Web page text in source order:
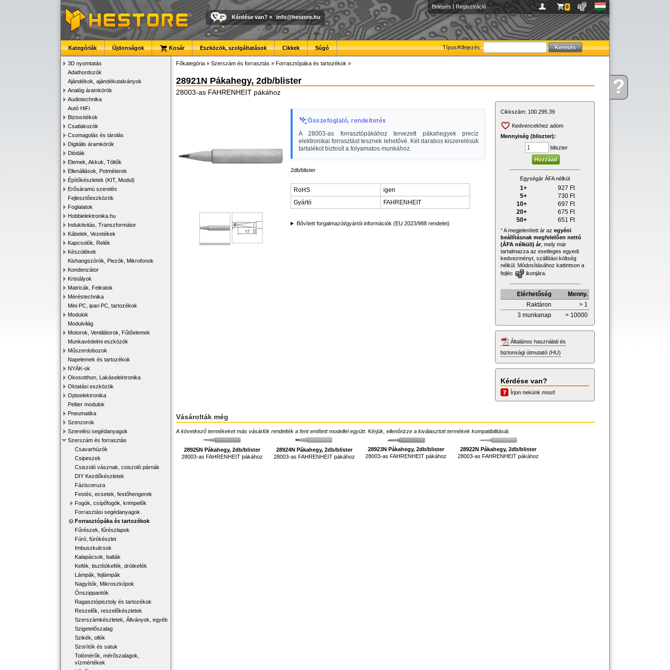
Kérdése?
Belépés | Regisztráció 0
Kérdése van? » info@hestore.hu
Típus/Kifejezés:
Kategóriák Újdonságok Kosár Eszközök, szolgáltatások Cikkek Súgó
3D nyomtatás
Adathordozók
Ajándékok, ajándékutalványok
Analóg áramkörök
Audiotechnika
Autó HiFi
Biztosítékok
Csatlakozók
Csomagolás és tárolás
Digitális áramkörök
Diódák
Elemek, Akkuk, Töltők
Ellenállások, Potméterek
Építőkészletek (KIT, Modul)
Erősáramú szerelés
Fejlesztőeszközök
Foglalatok
Hobbielektronika.hu
Induktivitás, Transzformátor
Kábelek, Vezetékek
Kapcsolók, Relék
Készülékek
Kishangszórók, Piezók, Mikrofonok
Kondenzátor
Kristályok
Matricák, Feliratok
Méréstechnika
Mini PC, ipari PC, tartozékok
Modulok
Modulvilág
Motorok, Ventilátorok, Fűtőelemek
Munkavédelmi eszközök
Műszerdobozok
Napelemek és tartozékok
NYÁK-ok
Okosotthon, Lakáselektronika
Oktatási eszközök
Optoelektronika
Peltier modulok
Pneumatika
Szenzorok
Szerelési segédanyagok
Szerszám és forrasztás
Csavarhúzók
Csipeszek
Csiszoló vásznak, csiszoló párnák
DIY Kezdőkészletek
Fázisceruza
Festés, ecsetek, festőhengerek
Fogók, csípőfogók, krimpelők
Forrasztási segédanyagok
Forrasztópáka és tartozékok
Fűrészek, fűrészlapok
Fúró, fúrókészlet
Imbuszkulcsok
Kalapácsok, balták
Kefék, tisztítókefék, drótkefék
Lámpák, fejlámpák
Nagyítók, Mikroszkópok
Ónszippantók
Ragasztópisztoly és tartozékok
Reszelők, reszelőkészletek
Szerszámkészletek, Állványok, egyéb
Szigetelőszalag
Szikék, ollók
Szorítók és satuk
Tolómérők, mérőszalagok,
vízmértékek
Főkategória » Szerszám és forrasztás » Forrasztópáka és tartozékok »
28921N Pákahegy, 2db/blister
28003-as FAHRENHEIT pákához
Összefoglaló, rendeltetés
A 28003-as forrasztópákához tervezett pákahegyek precíz
elektronikai forrasztást tesznek lehetővé. Két darabos kiszerelésük
tartalékot biztosít a folyamatos munkához.
2db/blister
RoHS
igen
Gyártó
FAHRENHEIT
Bővített forgalmazói/gyártói információk (EU 2023/988 rendelet)
Cikkszám: 100.295.39
Kedvencekhez adom
Mennyiség (bliszter):
bliszter
Egységár ÁFA nélkül
1+ 927 Ft
5+
730 Ft
10+
697 Ft
20+
675 Ft
50+
651 Ft
*A megjelenített ár az egyéni
beállításnak megfelelően nettó
(ÁFA nélküli) ár, mely már
tartalmazza az esetleges egyedi
kedvezményt, szállítási költség
nélkül. Módosításához kattintson a
fejléc
ikonjára.
Elérhetőség
Menny.
Raktáron
> 1
3 munkanap
> 10000
Általános használati és
biztonsági útmutató (HU)
Kérdése van?
Írjon nekünk most!
Vásárolták még
A következő termékeket más vásárlók rendelték a fent említett modellel együtt. Kérjük, ellenőrizze a kiválasztott termékek kompatibilitását.
28925N Pákahegy, 2db/blister
28003-as FAHRENHEIT pákához
28924N Pákahegy, 2db/blister
28003-as FAHRENHEIT pákához
28923N Pákahegy, 2db/blister
28003-as FAHRENHEIT pákához
28922N Pákahegy, 2db/blister
28003-as FAHRENHEIT pákához